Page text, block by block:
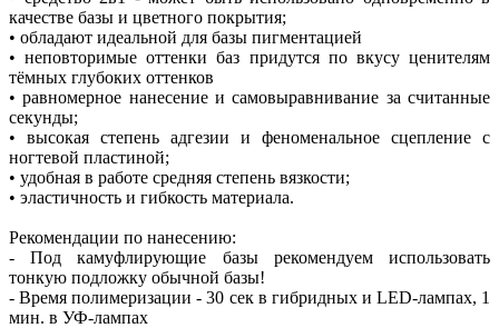
качестве базы и цветного покрытия;
• обладают идеальной для базы пигментацией
• неповторимые оттенки баз придутся по вкусу ценителям
тёмных глубоких оттенков
• равномерное нанесение и самовыравнивание за считанные
секунды;
• высокая степень адгезии и феноменальное сцепление с
ногтевой пластиной;
• удобная в работе средняя степень вязкости;
• эластичность и гибкость материала.
Рекомендации по нанесению:
- Под камуфлирующие базы рекомендуем использовать
тонкую подложку обычной базы!
- Время полимеризации - 30 сек в гибридных и LED-лампах, 1
мин. в УФ-лампах